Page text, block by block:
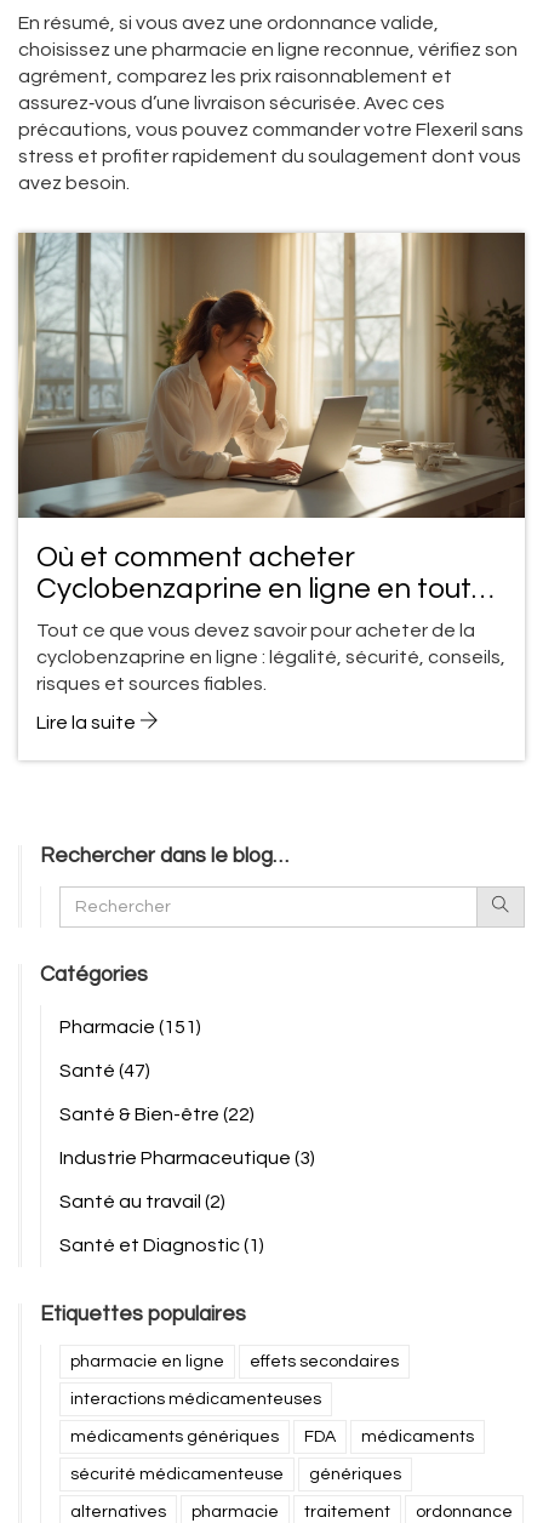
En résumé, si vous avez une ordonnance valide,
choisissez une pharmacie en ligne reconnue, vérifiez son
agrément, comparez les prix raisonnablement et
assurez‑vous d’une livraison sécurisée. Avec ces
précautions, vous pouvez commander votre Flexeril sans
stress et profiter rapidement du soulagement dont vous
avez besoin.
Où et comment acheter
Cyclobenzaprine en ligne en toute
sécurité : guide complet
Tout ce que vous devez savoir pour acheter de la
cyclobenzaprine en ligne : légalité, sécurité, conseils,
risques et sources fiables.
Lire la suite
Rechercher dans le blog…
Catégories
Pharmacie (151)
Santé (47)
Santé & Bien-être (22)
Industrie Pharmaceutique (3)
Santé au travail (2)
Santé et Diagnostic(1)
Etiquettes populaires
pharmacie en ligne effets secondaires
interactions médicamenteuses
médicaments génériques FDA médicaments
sécurité médicamenteuse génériques
alternatives pharmacie traitement ordonnance